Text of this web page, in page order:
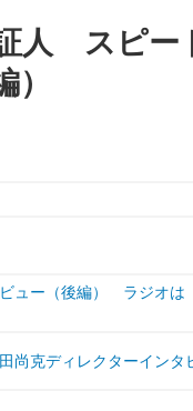
人 スピー
ュー（後編） ラジオは
尚克ディレクターイン